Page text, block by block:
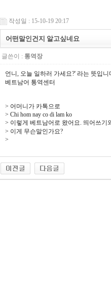
작성일 : 15-10-19 20:17
어떤말인건지 알고싶네요
글쓴이 : 통역장
언니, 오늘 일하러 가세요?' 라는 뜻입니
베트남어 통역센터
> 어머니가 카톡으로
> Chi hom nay co di lam ko
> 이렇게 베트남어로 왔어요. 띄어쓰기
> 이게 무슨말인가요?
>